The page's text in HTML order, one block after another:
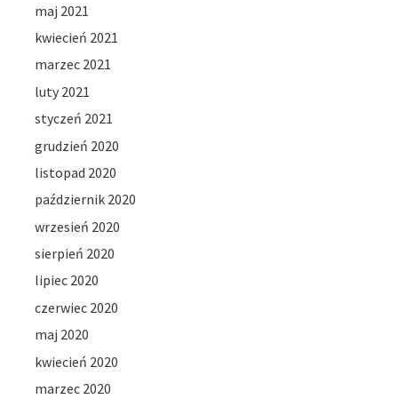
maj 2021
kwiecień 2021
marzec 2021
luty 2021
styczeń 2021
grudzień 2020
listopad 2020
październik 2020
wrzesień 2020
sierpień 2020
lipiec 2020
czerwiec 2020
maj 2020
kwiecień 2020
marzec 2020